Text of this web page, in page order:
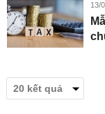
13/